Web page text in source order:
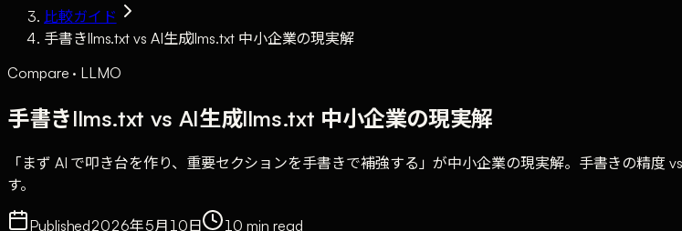
比較ガイド
手書きllms.txt vs AI生成llms.txt 中小企業の現実解
Compare · LLMO
手書きllms.txt vs AI生成llms.txt 中小企業の現実解
「まず AI で叩き台を作り、重要セクションを手書きで補強する」が中小企業の現実解。手書きの精
す。
Published2026年5月10日 10 min read